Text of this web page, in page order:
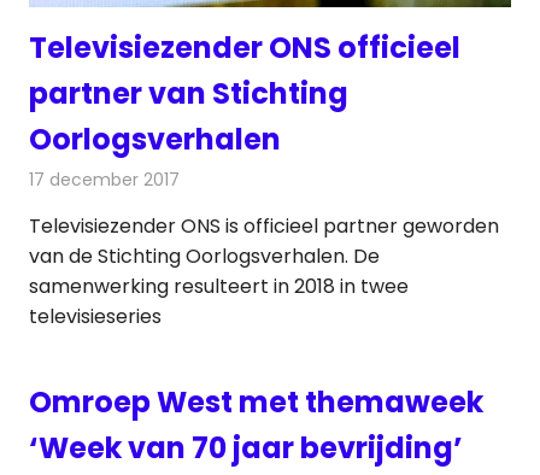
Televisiezender ONS officieel
partner van Stichting
Oorlogsverhalen
17 december 2017
Televisiezender ONS is officieel partner geworden
van de Stichting Oorlogsverhalen. De
samenwerking resulteert in 2018 in twee
televisieseries
Omroep West met themaweek
‘Week van 70 jaar bevrijding’